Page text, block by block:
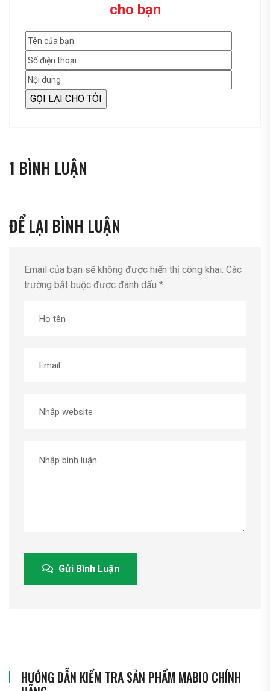
cho bạn
1 BÌNH LUẬN
ĐỂ LẠI BÌNH LUẬN
Email của bạn sẽ không được hiển thị công khai. Các
trường bắt buộc được đánh dấu *
Gửi Bình Luận
HƯỚNG DẪN KIỂM TRA SẢN PHẨM MABIO CHÍNH